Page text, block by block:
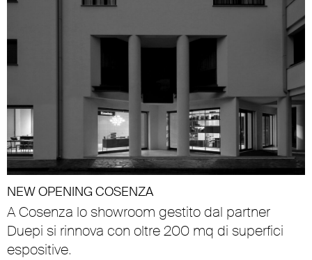
NEW OPENING COSENZA
A Cosenza lo showroom gestito dal partner
Duepi si rinnova con oltre 200 mq di superfici
espositive.